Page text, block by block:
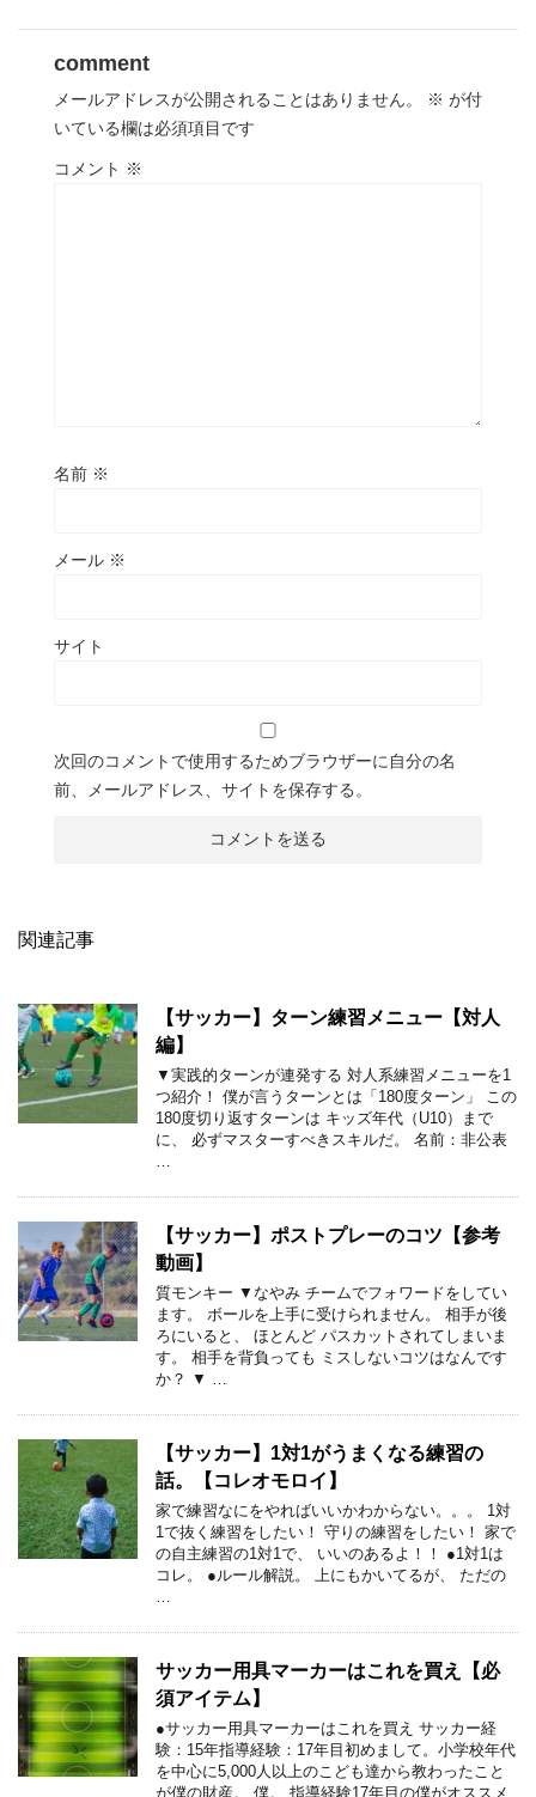
comment
メールアドレスが公開されることはありません。 ※ が付
いている欄は必須項目です
コメント ※
名前 ※
メール ※
サイト
次回のコメントで使用するためブラウザーに自分の名
前、メールアドレス、サイトを保存する。
関連記事
【サッカー】ターン練習メニュー【対人
編】
▼実践的ターンが連発する 対人系練習メニューを1
つ紹介！ 僕が言うターンとは「180度ターン」 この
180度切り返すターンは キッズ年代（U10）まで
に、 必ずマスターすべきスキルだ。 名前：非公表
…
【サッカー】ポストプレーのコツ【参考
動画】
質モンキー ▼なやみ チームでフォワードをしてい
ます。 ボールを上手に受けられません。 相手が後
ろにいると、 ほとんど パスカットされてしまいま
す。 相手を背負っても ミスしないコツはなんです
か？ ▼ …
【サッカー】1対1がうまくなる練習の
話。【コレオモロイ】
家で練習なにをやればいいかわからない。。。 1対
1で抜く練習をしたい！ 守りの練習をしたい！ 家で
の自主練習の1対1で、 いいのあるよ！！ ●1対1は
コレ。 ●ルール解説。 上にもかいてるが、 ただの
…
サッカー用具マーカーはこれを買え【必
須アイテム】
●サッカー用具マーカーはこれを買え サッカー経
験：15年指導経験：17年目初めまして。小学校年代
を中心に5,000人以上のこども達から教わったこと
が僕の財産。 僕。 指導経験17年目の僕がオススメ